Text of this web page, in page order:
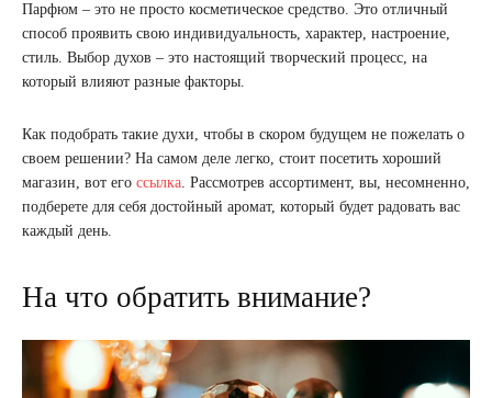
Парфюм – это не просто косметическое средство. Это отличный
способ проявить свою индивидуальность, характер, настроение,
стиль. Выбор духов – это настоящий творческий процесс, на
который влияют разные факторы.
Как подобрать такие духи, чтобы в скором будущем не пожелать о
своем решении? На самом деле легко, стоит посетить хороший
магазин, вот его ссылка. Рассмотрев ассортимент, вы, несомненно,
подберете для себя достойный аромат, который будет радовать вас
каждый день.
На что обратить внимание?